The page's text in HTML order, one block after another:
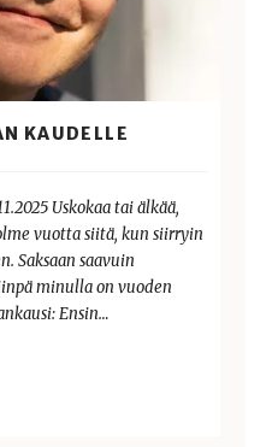
KAUDELLE
Uskokaa tai älkää,
vuotta siitä, kun siirryin
Saksaan saavuin
minulla on vuoden
Ensin…